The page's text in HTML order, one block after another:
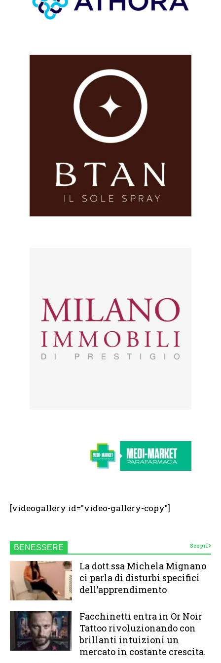
[videogallery id="video-gallery-copy"]
BENESSERE Scopri
La dott.ssa Michela Mignano
ci parla di disturbi specifici
dell’apprendimento
Facchinetti entra in Or Noir
Tattoo rivoluzionando con
brillanti intuizioni un
mercato in costante crescita.